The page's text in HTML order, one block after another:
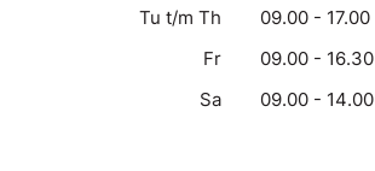
Tu t/m Th
09.00 - 17.00
Fr
09.00 - 16.30
Sa
09.00 - 14.00